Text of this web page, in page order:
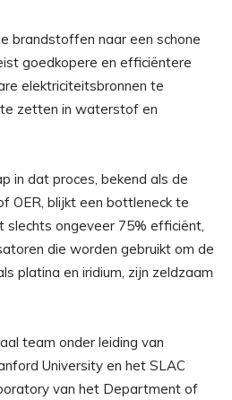
brandstoffen naar een schone
goedkopere en efficiëntere
elektriciteitsbronnen te
zetten in waterstof en
in dat proces, bekend als de
OER, blijkt een bottleneck te
slechts ongeveer 75% efficiënt,
die worden gebruikt om de
platina en iridium, zijn zeldzaam
team onder leiding van
University en het SLAC
van het Department of